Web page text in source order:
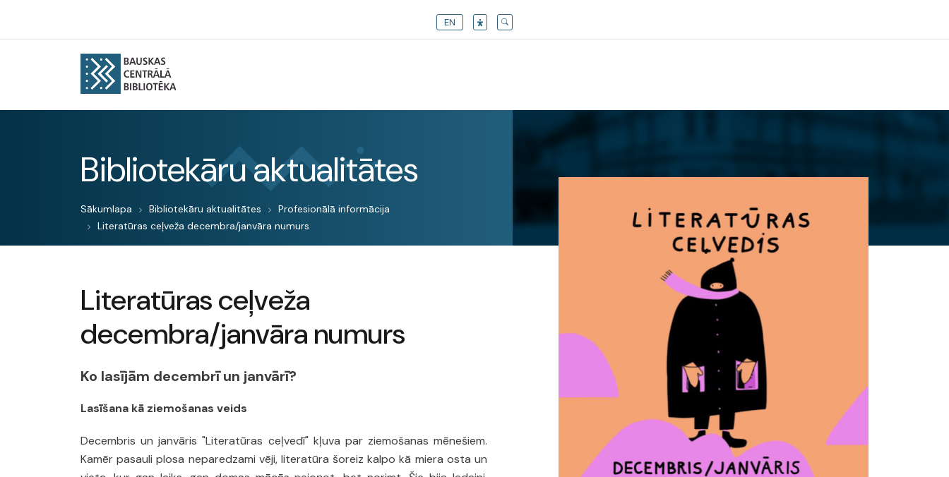
EN
Bibliotekāru aktualitātes
Sākumlapa Bibliotekāru aktualitātes
Profesionālā informācija
Literatūras ceļveža decembra/janvāra numurs
Literatūras ceļveža
decembra/janvāra numurs
Ko lasījām decembrī un janvārī?
Lasīšana kā ziemošanas veids
Decembris un janvāris "Literatūras ceļvedī" kļuva par ziemošanas mēnešiem.
Kamēr pasauli plosa neparedzami vēji, literatūra šoreiz kalpo kā miera osta un